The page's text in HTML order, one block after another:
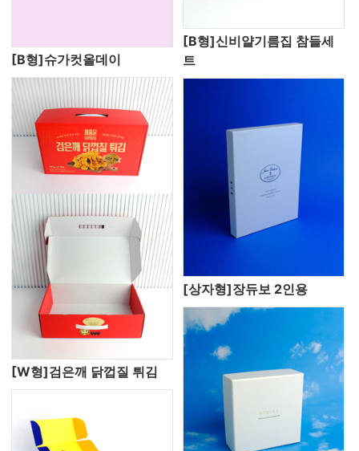
[B형]슈가컷올데이
[B형]신비얄기름집 참들세
트
[W형]검은깨 닭껍질 튀김
[상자형]장듀보 2인용